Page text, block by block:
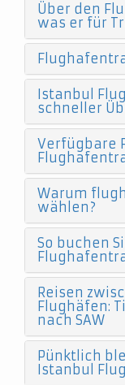
Über den
was er für
Istanbul
schneller
Verfügbare
Warum
wählen?
So buchen
Reisen
Flughäfen:
nach SAW
Pünktlich
Istanbul